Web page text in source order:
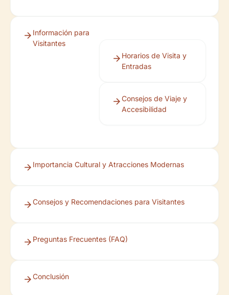
Información para
Visitantes
Horarios de Visita y
Entradas
Consejos de Viaje y
Accesibilidad
Importancia Cultural y Atracciones Modernas
Consejos y Recomendaciones para Visitantes
Preguntas Frecuentes (FAQ)
Conclusión